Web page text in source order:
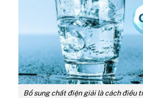
Bổ sung chất điện giải là cách điều